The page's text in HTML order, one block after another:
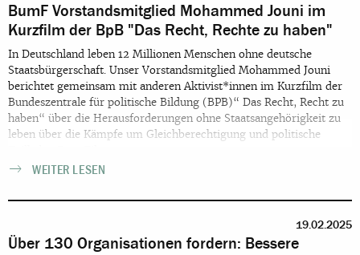
BumF Vorstandsmitglied Mohammed Jouni im
Kurzfilm der BpB "Das Recht, Rechte zu haben"
In Deutschland leben 12 Millionen Menschen ohne deutsche
Staatsbürgerschaft. Unser Vorstandsmitglied Mohammed Jouni
berichtet gemeinsam mit anderen Aktivist*innen im Kurzfilm der
Bundeszentrale für politische Bildung (BPB)“ Das Recht, Recht zu
haben“ über die Herausforderungen ohne Staatsangehörigkeit zu
leben über die Kämpfe um Gleichberechtigung und politische
WEITER LESEN
19.02.2025
Über 130 Organisationen fordern: Bessere